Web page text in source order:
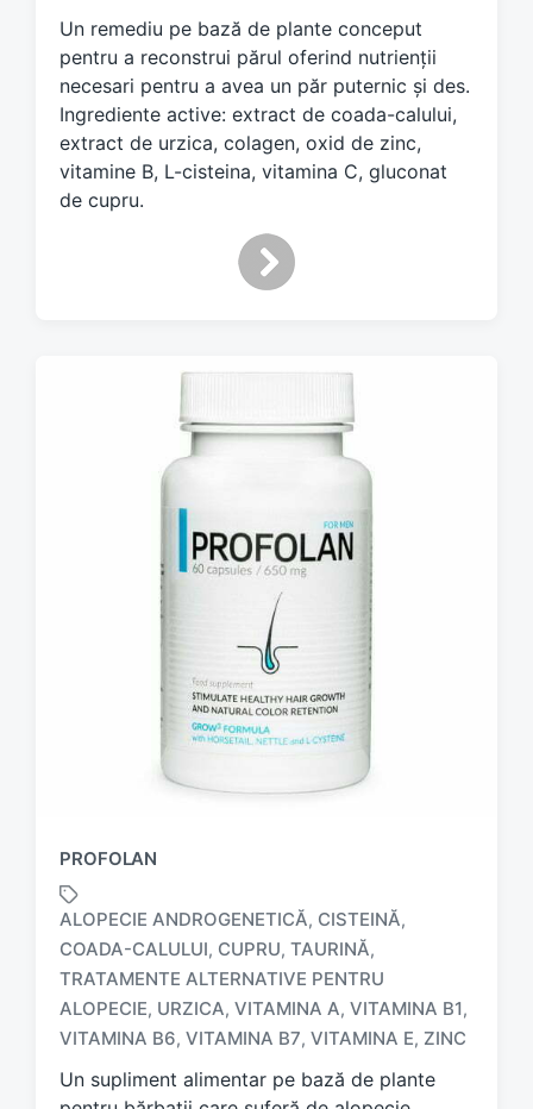
e
d
w
i
h
Un remediu pe bază de plante conceput
pentru a reconstrui părul oferind nutrienții
necesari pentru a avea un păr puternic și des.
Ingrediente active: extract de coada-calului,
extract de urzica, colagen, oxid de zinc,
vitamine B, L-cisteina, vitamina C, gluconat
de cupru.
PROFOLAN
T
a
g
e
d
ALOPECIE ANDROGENETICĂ, CISTEINĂ,
COADA-CALULUI, CUPRU, TAURINĂ,
TRATAMENTE ALTERNATIVE PENTRU
ALOPECIE, URZICA, VITAMINA A, VITAMINA B1,
VITAMINA B6, VITAMINA B7, VITAMINA E, ZINC
Un supliment alimentar pe bază de plante